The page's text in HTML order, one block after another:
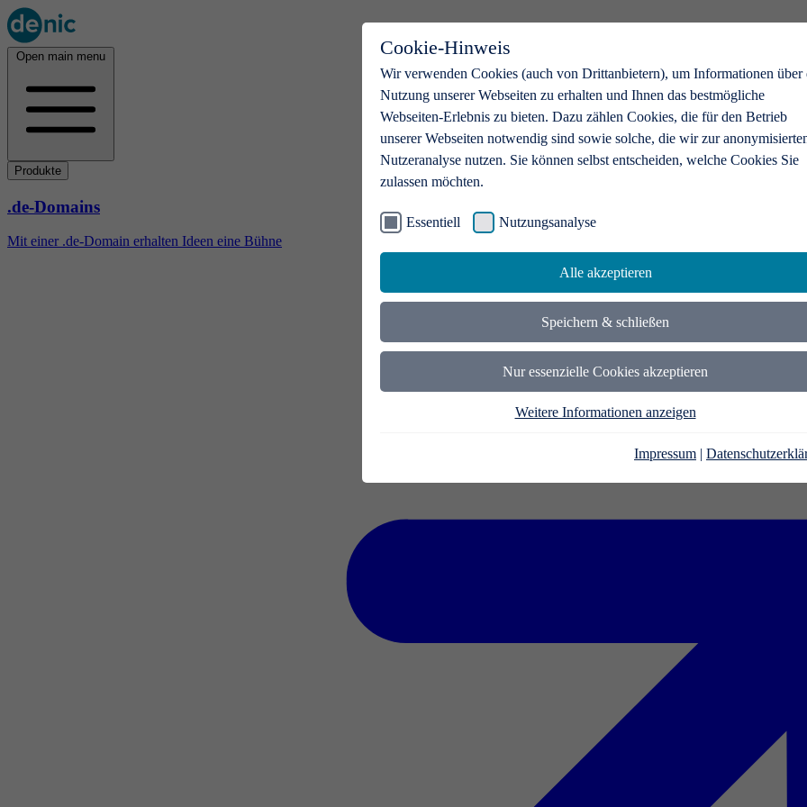
Cookie-Hinweis
Wir verwenden Cookies (auch von Drittanbietern), um Informationen über
Nutzung unserer Webseiten zu erhalten und Ihnen das bestmögliche
Webseiten-Erlebnis zu bieten. Dazu zählen Cookies, die für den Betrieb
unserer Webseiten notwendig sind sowie solche, die wir zur
Nutzeranalyse nutzen. Sie können selbst entscheiden, welche Cookies Sie
zulassen möchten.
Essentiell Nutzungsanalyse
Alle akzeptieren
Speichern & schließen
Nur essenzielle Cookies akzeptieren
Weitere Informationen anzeigen
Impressum |
Open main menu
Produkte
.de-Domains
Mit einer .de-Domain erhalten Ideen eine Bühne